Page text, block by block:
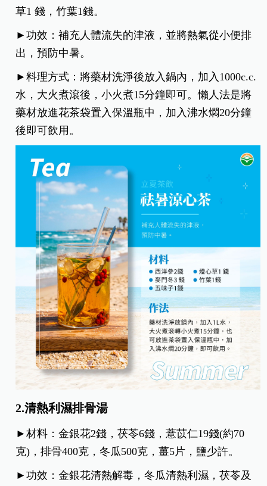
草1 錢，竹葉1錢。
►功效：補充人體流失的津液，並將熱氣從小便排
出，預防中暑。
►料理方式：將藥材洗淨後放入鍋內，加入1000c.c.
水，大火煮滾後，小火煮15分鐘即可。懶人法是將
藥材放進花茶袋置入保溫瓶中，加入沸水燜20分鐘
後即可飲用。
2.清熱利濕排骨湯
►材料：金銀花2錢，茯苓6錢，薏苡仁19錢(約70
克)，排骨400克，冬瓜500克，薑5片，鹽少許。
►功效：金銀花清熱解毒，冬瓜清熱利濕，茯苓及